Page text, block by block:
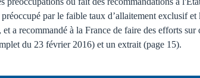
par le faible taux d’allaitement exclusif
a recommandé à la France de faire des efforts sur
du 23 février 2016) et un extrait (page 15).